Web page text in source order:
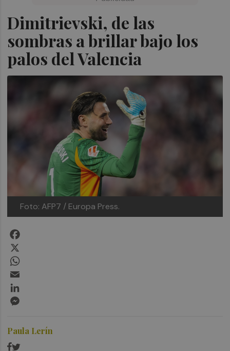
Dimitrievski, de las
sombras a brillar bajo los
palos del Valencia
Foto: AFP7 / Europa Press.
Paula Lerín